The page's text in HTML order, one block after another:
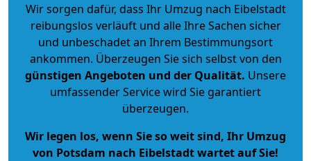
Wir sorgen dafür, dass Ihr Umzug nach Eibelstadt
reibungslos verläuft und alle Ihre Sachen sicher
und unbeschadet an Ihrem Bestimmungsort
ankommen. Überzeugen Sie sich selbst von den
günstigen Angeboten und der Qualität. Unsere
umfassender Service wird Sie garantiert
überzeugen.
Wir legen los, wenn Sie so weit sind, Ihr Umzug
von Potsdam nach Eibelstadt wartet auf Sie!